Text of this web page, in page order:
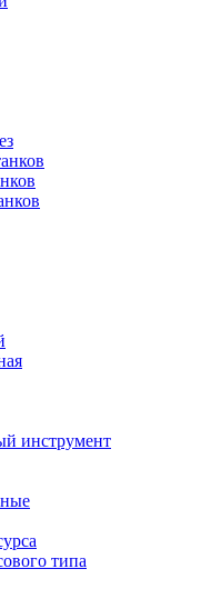
инструмент
типа